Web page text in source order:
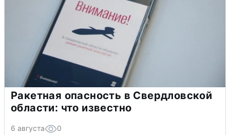
Ракетная опасность в Свердловской
области: что известно
6 августа 0